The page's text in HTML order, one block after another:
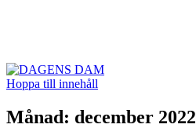
Hoppa till innehåll
Månad: december 2022